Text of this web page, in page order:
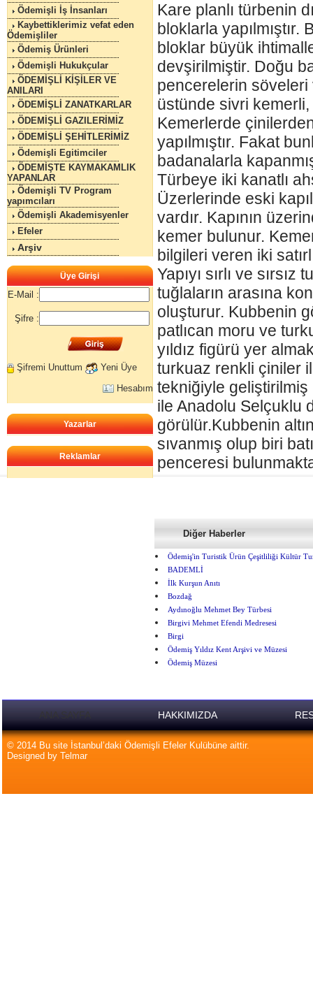
Ödemişli İş İnsanları
Kaybettiklerimiz vefat eden
Ödemişliler
Ödemiş Ürünleri
Ödemişli Hukukçular
ÖDEMİŞLİ KİŞİLER VE
ANILARI
ÖDEMİŞLİ ZANATKARLAR
ÖDEMİŞLİ GAZILERİMİZ
ÖDEMİŞLİ ŞEHİTLERİMİZ
Ödemişli Egitimciler
ÖDEMİŞTE KAYMAKAMLIK
YAPANLAR
Ödemişli TV Program
yapımcıları
Ödemişli Akademisyenler
Efeler
Arşiv
Üye Girişi
E-Mail :
Şifre :
Şifremi Unuttum
Yeni Üye
Hesabım
Yazarlar
Reklamlar
Kare planlı türbenin
bloklarla yapılmıştır.
bloklar büyük
devşirilmiştir. Doğu
pencerelerin söveleri
üstünde sivri
Kemerlerde
yapılmıştır. Fakat
badanalarla
Türbeye iki kanatlı
Üzerlerinde eski
vardır. Kapının
kemer bulunur.
bilgileri veren iki
Yapıyı sırlı ve
tuğlaların arasına
oluşturur. Kubbenin
patlıcan moru ve
yıldız figürü yer
turkuaz renkli çiniler
tekniğiyle
ile Anadolu Selçuklu
görülür.Kubbenin
sıvanmış olup biri
penceresi
Diğer Haberler
Ödemiş'in Turistik Ürün Çeşitliliği Kültür
BADEMLİ
İlk Kurşun Anıtı
Bozdağ
Aydınoğlu Mehmet Bey Türbesi
Birgivi Mehmet Efendi Medresesi
Birgi
Ödemiş Yıldız Kent Arşivi ve Müzesi
Ödemiş Müzesi
ANA SAYFA HAKKIMIZDA
© 2014 Bu site İstanbul’daki Ödemişli Efeler Kulübüne aittir.
Designed by Telmar